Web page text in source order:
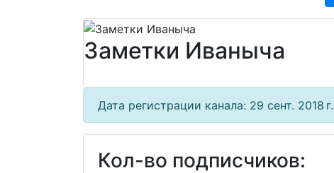
Заметки Иваныча
Дата регистрации канала: 29 сент. 2018 г.
Кол-во подписчиков: